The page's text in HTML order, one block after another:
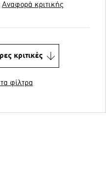
Αναφορά κριτικής
κριτικές
φίλτρα